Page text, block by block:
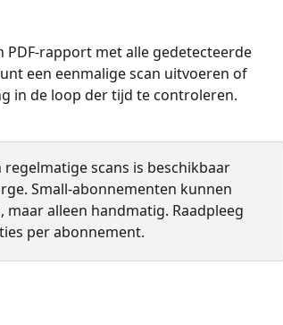
PDF-rapport met alle gedetecteerde
een eenmalige scan uitvoeren of
in de loop der tijd te controleren.
regelmatige scans is beschikbaar
Small-abonnementen kunnen
alleen handmatig. Raadpleeg
per abonnement.